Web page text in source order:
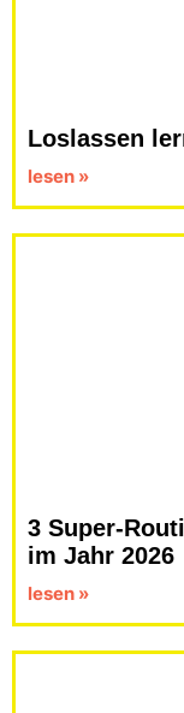
Loslassen
lesen »
3 Super-
im Jahr 2026
lesen »